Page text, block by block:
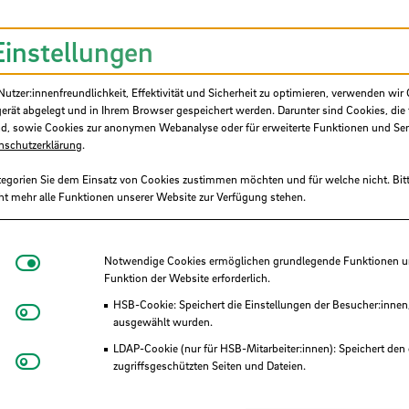
durch die Agentur AQAS wurde der Antrag
umfassend geprüft. In seinem
schließlich der HSB die
hinsichtlich der fortlaufenden
Systems.
Prof.Dr.Annika Maschwitz: „Wir
Ergebnis. Ohne die große Anzahl
Unser herzlichster Dank gilt daher
Qualitätsmanagement der HSB. Zudem
den Studierenden und
Effektivität und Sicherheit zu optimieren, verwenden wir
abgelegt und in Ihrem Browser gespeichert werden. Darunter sind Cookies,
sowie Cookies zur anonymen Webanalyse oder für erweiterte Funktionen und
.
Sie dem Einsatz von Cookies zustimmen möchten und für welche nicht.
mehr alle Funktionen unserer Website zur Verfügung stehen.
Notwendige CookiesNotwendige Cookies ermöglichen grundlegende Funktionen
Funktion der Website erforderlich.
HSB-Cookie: Speichert die Einstellungen der
ausgewählt wurden.
LDAP-Cookie (nur für HSB-Mitarbeiter:innen): Speichert
zugriffsgeschützten Seiten und Dateien.
Matomo
Youtube